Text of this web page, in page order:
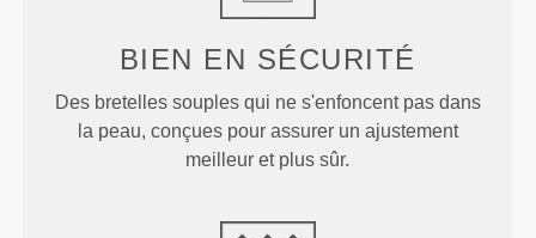
BIEN EN SÉCURITÉ
Des bretelles souples qui ne s'enfoncent pas dans
la peau, conçues pour assurer un ajustement
meilleur et plus sûr.